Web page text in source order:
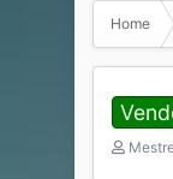
Home
I